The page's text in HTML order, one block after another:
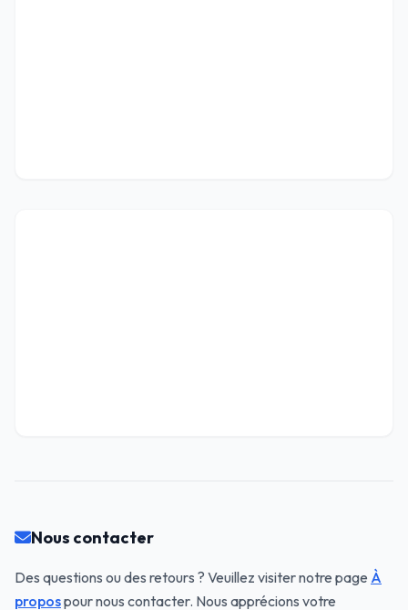
Nous contacter
Des questions ou des retours ? Veuillez visiter notre page À
propospour nous contacter. Nous apprécions votre